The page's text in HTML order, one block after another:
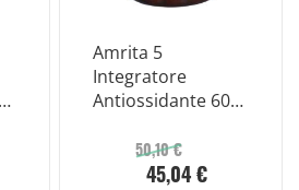
Amrita 5
Integratore
Antiossidante 60
50,10 €
45,04 €